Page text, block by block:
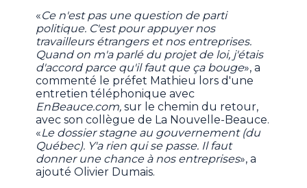
«Ce n'est pas une question de parti
politique. C'est pour appuyer nos
travailleurs étrangers et nos entreprises.
Quand on m'a parlé du projet de loi, j'étais
d'accord parce qu'il faut que ça bouge», a
commenté le préfet Mathieu lors d'une
entretien téléphonique avec
EnBeauce.com, sur le chemin du retour,
avec son collègue de La Nouvelle-Beauce.
«Le dossier stagne au gouvernement (du
Québec). Y'a rien qui se passe. Il faut
donner une chance à nos entreprises», a
ajouté Olivier Dumais.